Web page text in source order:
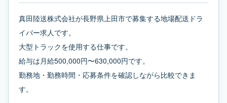
真田陸送株式会社が長野県上田市で募集する地場配送ドラ
イバー求人です。
大型トラックを使用する仕事です。
給与は月給500,000円〜630,000円です。
勤務地・勤務時間・応募条件を確認しながら比較できま
す。